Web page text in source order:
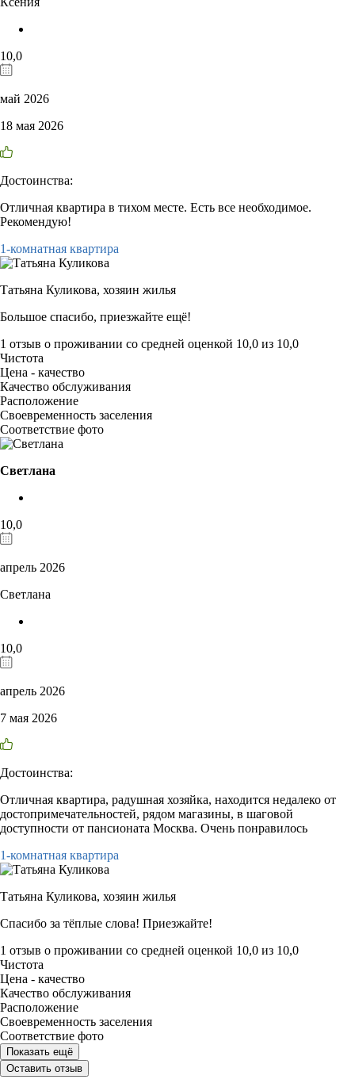
10,0
май 2026
18 мая 2026
Достоинства:
Отличная квартира в тихом месте. Есть все необходимое.
Рекомендую!
1-комнатная квартира
Татьяна Куликова, хозяин жилья
Большое спасибо, приезжайте ещё!
1 отзыв о проживании со средней оценкой 10,0 из 10,0
Чистота
Цена - качество
Качество обслуживания
Расположение
Своевременность заселения
Соответствие фото
Светлана
10,0
апрель 2026
Светлана
10,0
апрель 2026
7 мая 2026
Достоинства:
Отличная квартира, радушная хозяйка, находится недалеко от
достопримечательностей, рядом магазины, в шаговой
доступности от пансионата Москва. Очень понравилось
1-комнатная квартира
Татьяна Куликова, хозяин жилья
Спасибо за тёплые слова! Приезжайте!
1 отзыв о проживании со средней оценкой 10,0 из 10,0
Чистота
Цена - качество
Качество обслуживания
Расположение
Своевременность заселения
Соответствие фото
Показать ещё
Оставить отзыв